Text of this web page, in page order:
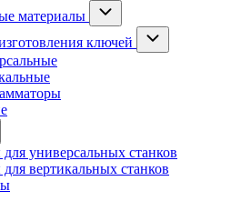
материалы
ключей
универсальных станков
вертикальных станков